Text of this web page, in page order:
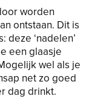
worden
ontstaan. Dit is
deze ‘nadelen’
een glaasje
wel als je
net zo goed
dag drinkt.